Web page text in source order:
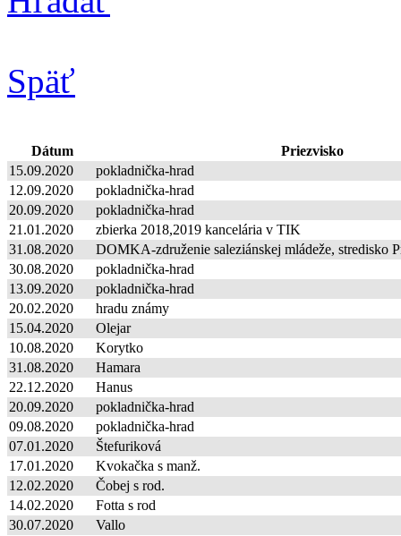
Späť
Dátum
Priezvisko
15.09.2020
pokladnička-hrad
12.09.2020
pokladnička-hrad
20.09.2020
pokladnička-hrad
21.01.2020
zbierka 2018,2019 kancelária v TIK
31.08.2020
DOMKA-združenie saleziánskej mládeže, stredisko
30.08.2020
pokladnička-hrad
13.09.2020
pokladnička-hrad
20.02.2020
hradu známy
15.04.2020
Olejar
10.08.2020
Korytko
31.08.2020
Hamara
22.12.2020
Hanus
20.09.2020
pokladnička-hrad
09.08.2020
pokladnička-hrad
07.01.2020
Štefuriková
17.01.2020
Kvokačka s manž.
12.02.2020
Čobej s rod.
14.02.2020
Fotta s rod
30.07.2020
Vallo